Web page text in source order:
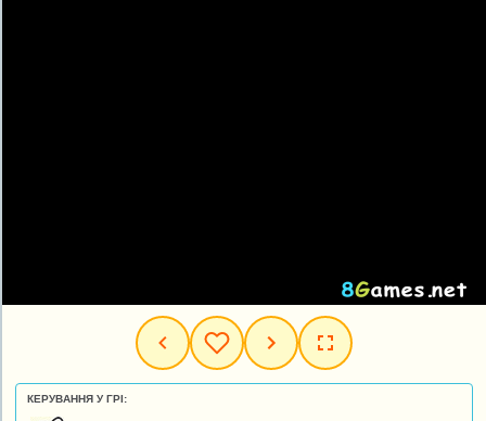
КЕРУВАННЯ У ГРІ: